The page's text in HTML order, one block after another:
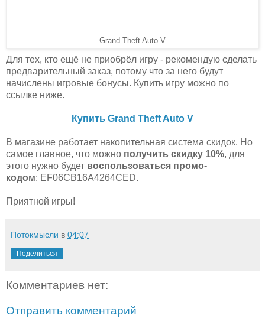
Grand Theft Auto V
Для тех, кто ещё не приобрёл игру - рекомендую сделать
предварительный заказ, потому что за него будут
начислены игровые бонусы. Купить игру можно по
ссылке ниже.
Купить Grand Theft Auto V
В магазине работает накопительная система скидок. Но
самое главное, что можно получить скидку 10%, для
этого нужно будет воспользоваться промо-
кодом: EF06CB16A4264CED.
Приятной игры!
Потокмысли в 04:07
Поделиться
Комментариев нет:
Отправить комментарий